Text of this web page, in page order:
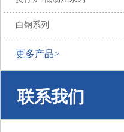
白钢系列
更多产品>
联系我们